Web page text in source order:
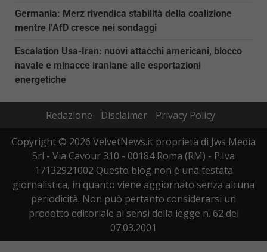
Germania: Merz rivendica stabilità della coalizione
mentre l’AfD cresce nei sondaggi
Escalation Usa-Iran: nuovi attacchi americani, blocco
navale e minacce iraniane alle esportazioni
energetiche
Redazione Disclaimer
Privacy Policy
Copyright © 2026 VelvetNews.it proprietà di Jws Media
Srl - Via Cavour 310 - 00184 Roma (RM) - P.Iva
17132921002 Questo blog non è una testata
giornalistica, in quanto viene aggiornato senza alcuna
periodicità. Non può pertanto considerarsi un
prodotto editoriale ai sensi della legge n. 62 del
07.03.2001